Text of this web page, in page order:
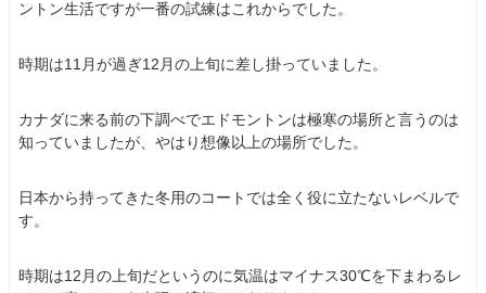
ントン生活ですが一番の試練はこれからでした。
時期は11月が過ぎ12月の上旬に差し掛っていました。
カナダに来る前の下調べでエドモントンは極寒の場所と言うのは
知っていましたが、やはり想像以上の場所でした。
日本から持ってきた冬用のコートでは全く役に立たないレベルで
す。
時期は12月の上旬だというのに気温はマイナス30℃を下まわるレ